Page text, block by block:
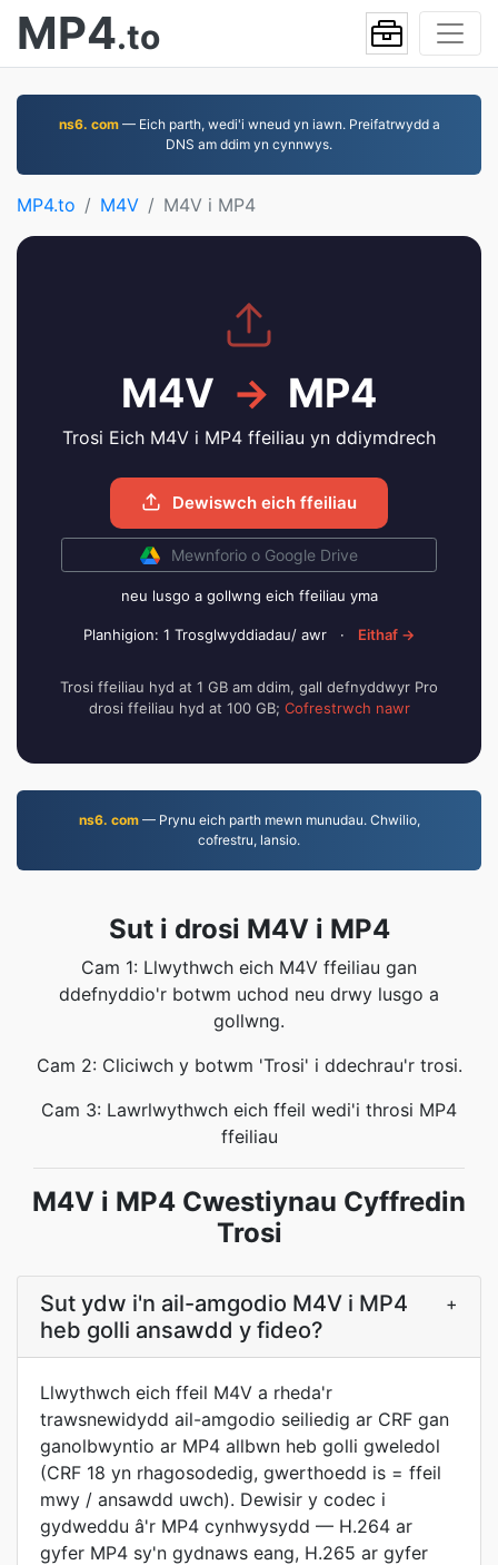
MP4.to
ns6. com— Eich parth, wedi'i wneud yn iawn. Preifatrwydd a
DNS am ddim yn cynnwys.
MP4.to M4V M4V i MP4
M4V → MP4
Trosi Eich M4V i MP4 ffeiliau yn ddiymdrech
Dewiswch eich ffeiliau
Mewnforio o Google Drive
neu lusgo a gollwng eich ffeiliau yma
Planhigion: 1 Trosglwyddiadau/ awr · Eithaf →
Trosi ffeiliau hyd at 1 GB am ddim, gall defnyddwyr Pro
drosi ffeiliau hyd at 100 GB; Cofrestrwch nawr
ns6. com— Prynu eich parth mewn munudau. Chwilio,
cofrestru, lansio.
Sut i drosi M4V i MP4
Cam 1: Llwythwch eich M4V ffeiliau gan
ddefnyddio'r botwm uchod neu drwy lusgo a
gollwng.
Cam 2: Cliciwch y botwm 'Trosi' i ddechrau'r trosi.
Cam 3: Lawrlwythwch eich ffeil wedi'i throsi MP4
ffeiliau
M4V i MP4 Cwestiynau Cyffredin
Trosi
Sut ydw i'n ail-amgodio M4V i MP4
heb golli ansawdd y fideo?
+
Llwythwch eich ffeil M4V a rheda'r
trawsnewidydd ail-amgodio seiliedig ar CRF gan
ganolbwyntio ar MP4 allbwn heb golli gweledol
(CRF 18 yn rhagosodedig, gwerthoedd is = ffeil
mwy / ansawdd uwch). Dewisir y codec i
gydweddu â'r MP4 cynhwysydd — H.264 ar
gyfer MP4 sy'n gydnaws eang, H.265 ar gyfer